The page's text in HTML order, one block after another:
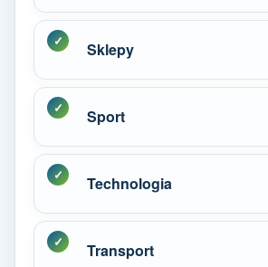
Sklepy
Sport
Technologia
Transport